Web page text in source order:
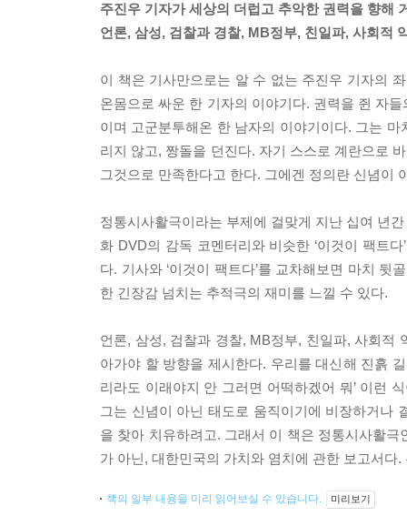
주진우 기자가 세상의 더럽고 추악한 권력을 향해
언론, 삼성, 검찰과 경찰, MB정부, 친일파, 사회적
이 책은 기사만으로는 알 수 없는 주진우 기자의
온몸으로 싸운 한 기자의 이야기다. 권력을 쥔 자
이며 고군분투해온 한 남자의 이야기이다. 그는
리지 않고, 짱돌을 던진다. 자기 스스로 계란으로
그것으로 만족한다고 한다. 그에겐 정의란 신념이
정통시사활극이라는 부제에 걸맞게 지난 십여 년
화 DVD의 감독 코멘터리와 비슷한 ‘이것이 팩트
다. 기사와 ‘이것이 팩트다’를 교차해보면 마치
한 긴장감 넘치는 추적극의 재미를 느낄 수 있다.
언론, 삼성, 검찰과 경찰, MB정부, 친일파, 사회적
아가야 할 방향을 제시한다. 우리를 대신해 진흙
리라도 이래야지 안 그러면 어떡하겠어 뭐’ 이런
그는 신념이 아닌 태도로 움직이기에 비장하거나
을 찾아 치유하려고. 그래서 이 책은 정통시사활극
가 아닌, 대한민국의 가치와 염치에 관한 보고서
책의 일부 내용을 미리 읽어보실 수 있습니다. 미리보기